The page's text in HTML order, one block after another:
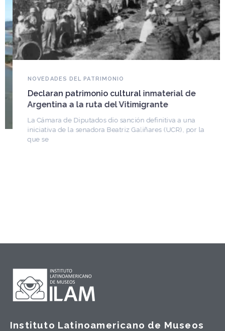
NOVEDADES DEL PATRIMONIO
Declaran patrimonio cultural inmaterial de
Argentina a la ruta del Vitimigrante
La Cámara de Diputados dio sanción definitiva a una
iniciativa de la senadora Beatriz Galiñares (UCR), por la
que se
Instituto Latinoamericano de Museos